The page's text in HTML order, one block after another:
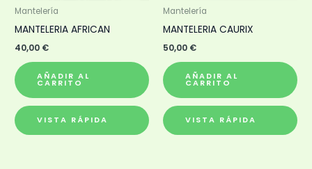
Mantelería
MANTELERIA AFRICAN
40,00 €
AÑADIR AL
CARRITO
VISTA RÁPIDA
Mantelería
MANTELERIA CAURIX
50,00 €
AÑADIR AL
CARRITO
VISTA RÁPIDA